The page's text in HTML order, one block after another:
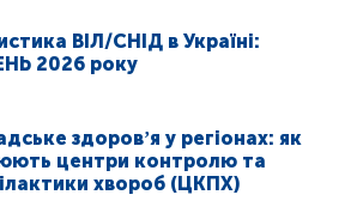
ВІЛ/СНІД в Україні:
2026 року
здоровʼя у регіонах: як
центри контролю та
хвороб (ЦКПХ)